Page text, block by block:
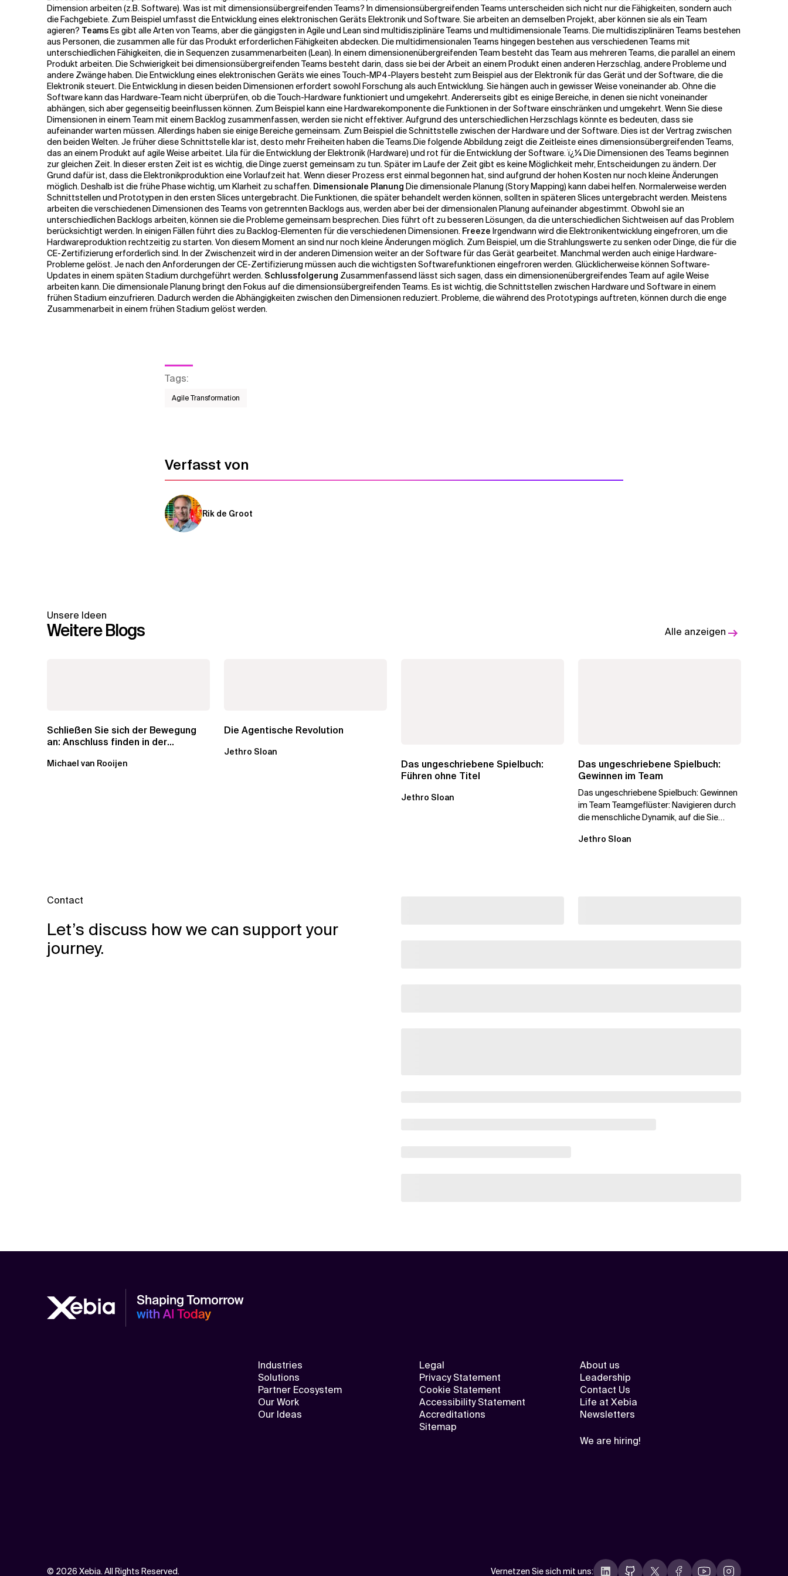
Verwandte Themen
Dimension arbeiten (z.B. Software). Was ist mit dimensionsübergreifenden Teams? In dimensionsübergreifenden Teams unterscheiden sich nicht nur die Fähigkeiten, sondern auch
die Fachgebiete. Zum Beispiel umfasst die Entwicklung eines elektronischen Geräts Elektronik und Software. Sie arbeiten an demselben Projekt, aber können sie als ein Team
agieren? TeamsEs gibt alle Arten von Teams, aber die gängigsten in Agile und Lean sind multidisziplinäre Teams und multidimensionale Teams. Die multidisziplinären Teams bestehen
aus Personen, die zusammen alle für das Produkt erforderlichen Fähigkeiten abdecken. Die multidimensionalen Teams hingegen bestehen aus verschiedenen Teams mit
unterschiedlichen Fähigkeiten, die in Sequenzen zusammenarbeiten (Lean). In einem dimensionenübergreifenden Team besteht das Team aus mehreren Teams, die parallel an einem
Produkt arbeiten. Die Schwierigkeit bei dimensionsübergreifenden Teams besteht darin, dass sie bei der Arbeit an einem Produkt einen anderen Herzschlag, andere Probleme und
andere Zwänge haben. Die Entwicklung eines elektronischen Geräts wie eines Touch-MP4-Players besteht zum Beispiel aus der Elektronik für das Gerät und der Software, die die
Elektronik steuert. Die Entwicklung in diesen beiden Dimensionen erfordert sowohl Forschung als auch Entwicklung. Sie hängen auch in gewisser Weise voneinander ab. Ohne die
Software kann das Hardware-Team nicht überprüfen, ob die Touch-Hardware funktioniert und umgekehrt. Andererseits gibt es einige Bereiche, in denen sie nicht voneinander
abhängen, sich aber gegenseitig beeinflussen können. Zum Beispiel kann eine Hardwarekomponente die Funktionen in der Software einschränken und umgekehrt. Wenn Sie diese
Dimensionen in einem Team mit einem Backlog zusammenfassen, werden sie nicht effektiver. Aufgrund des unterschiedlichen Herzschlags könnte es bedeuten, dass sie
aufeinander warten müssen. Allerdings haben sie einige Bereiche gemeinsam. Zum Beispiel die Schnittstelle zwischen der Hardware und der Software. Dies ist der Vertrag zwischen
den beiden Welten. Je früher diese Schnittstelle klar ist, desto mehr Freiheiten haben die Teams.Die folgende Abbildung zeigt die Zeitleiste eines dimensionsübergreifenden Teams,
das an einem Produkt auf agile Weise arbeitet. Lila für die Entwicklung der Elektronik (Hardware) und rot für die Entwicklung der Software. ï¿¼ Die Dimensionen des Teams beginnen
zur gleichen Zeit. In dieser ersten Zeit ist es wichtig, die Dinge zuerst gemeinsam zu tun. Später im Laufe der Zeit gibt es keine Möglichkeit mehr, Entscheidungen zu ändern. Der
Grund dafür ist, dass die Elektronikproduktion eine Vorlaufzeit hat. Wenn dieser Prozess erst einmal begonnen hat, sind aufgrund der hohen Kosten nur noch kleine Änderungen
möglich. Deshalb ist die frühe Phase wichtig, um Klarheit zu schaffen. Dimensionale Planung Die dimensionale Planung (Story Mapping) kann dabei helfen. Normalerweise werden
Schnittstellen und Prototypen in den ersten Slices untergebracht. Die Funktionen, die später behandelt werden können, sollten in späteren Slices untergebracht werden. Meistens
arbeiten die verschiedenen Dimensionen des Teams von getrennten Backlogs aus, werden aber bei der dimensionalen Planung aufeinander abgestimmt. Obwohl sie an
unterschiedlichen Backlogs arbeiten, können sie die Probleme gemeinsam besprechen. Dies führt oft zu besseren Lösungen, da die unterschiedlichen Sichtweisen auf das Problem
berücksichtigt werden. In einigen Fällen führt dies zu Backlog-Elementen für die verschiedenen Dimensionen. Freeze Irgendwann wird die Elektronikentwicklung eingefroren, um die
Hardwareproduktion rechtzeitig zu starten. Von diesem Moment an sind nur noch kleine Änderungen möglich. Zum Beispiel, um die Strahlungswerte zu senken oder Dinge, die für die
CE-Zertifizierung erforderlich sind. In der Zwischenzeit wird in der anderen Dimension weiter an der Software für das Gerät gearbeitet. Manchmal werden auch einige Hardware-
Probleme gelöst. Je nach den Anforderungen der CE-Zertifizierung müssen auch die wichtigsten Softwarefunktionen eingefroren werden. Glücklicherweise können Software-
Updates in einem späten Stadium durchgeführt werden.Schlussfolgerung Zusammenfassend lässt sich sagen, dass ein dimensionenübergreifendes Team auf agile Weise
arbeiten kann. Die dimensionale Planung bringt den Fokus auf die dimensionsübergreifenden Teams. Es ist wichtig, die Schnittstellen zwischen Hardware und Software in einem
frühen Stadium einzufrieren. Dadurch werden die Abhängigkeiten zwischen den Dimensionen reduziert. Probleme, die während des Prototypings auftreten, können durch die enge
Zusammenarbeit in einem frühen Stadium gelöst werden.
Tags:
Agile Transformation
Verfasst von
Rik de Groot
Unsere Ideen
Weitere Blogs Alle anzeigen
Schließen Sie sich der Bewegung
an: Anschluss finden in der
Michael van Rooijen
Die Agentische Revolution
Jethro Sloan
Das ungeschriebene Spielbuch:
Führen ohne Titel
Jethro Sloan
Das ungeschriebene Spielbuch:
Gewinnen im Team
Das ungeschriebene Spielbuch: Gewinnen
im Team Teamgeflüster: Navigieren durch
die menschliche Dynamik, auf die Sie
Jethro Sloan
Contact
Let’s discuss how we can support your
journey.
Industries
Solutions
Partner Ecosystem
Our Work
Our Ideas
Legal
Privacy Statement
Cookie Statement
Accessibility Statement
Accreditations
Sitemap
About us
Leadership
Contact Us
Life at Xebia
Newsletters
We are hiring!
© 2026 Xebia. All Rights Reserved. Vernetzen Sie sich mit uns: